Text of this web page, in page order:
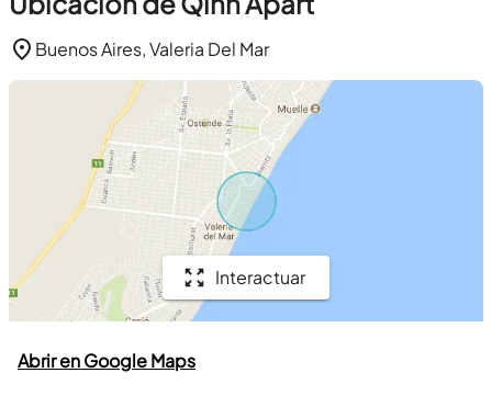
Buenos Aires, Valeria Del Mar
Interactuar
Abrir en Google Maps